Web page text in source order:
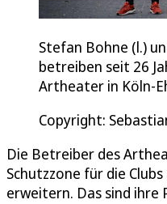
Stefan Bohne (l.)
betreiben seit 26
Artheater in Köln-
Copyright:
Die Betreiber des
Schutzzone für die
erweitern. Das sind ihre